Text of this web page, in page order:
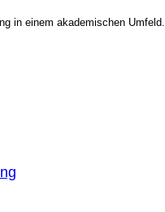
in einem akademischen Umfeld.